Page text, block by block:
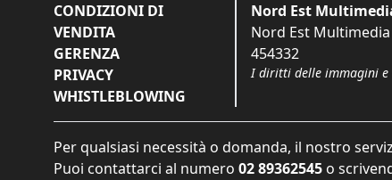
CONDIZIONI DI
VENDITA
GERENZA
PRIVACY
WHISTLEBLOWING
Nord Est
Nord Est Multimedia
454332
I diritti delle immagini e
Per qualsiasi necessità o domanda, il nostro
Puoi contattarci al numero 02 89362545 o